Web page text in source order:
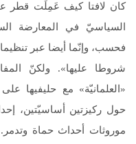
كان لافتا كيف عَمِلَت قطر
السياسيّ في المعارضة
فحسب، وإنّما أيضا عبر
شروطا عليها». ولكنّ
«العلمانيّة» مع حليفيها
حول ركيزتين أساسيّتين،
موروثات أحداث حماة